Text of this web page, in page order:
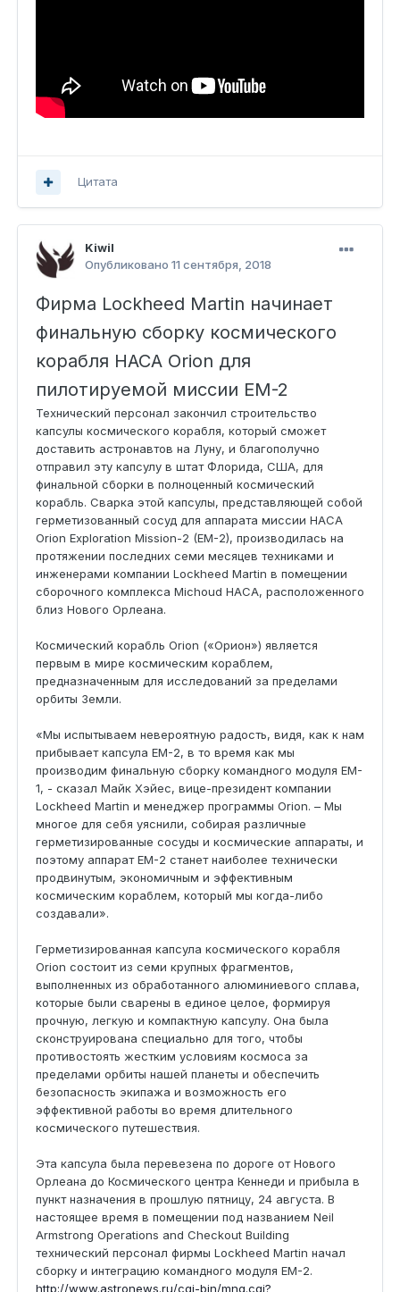
Цитата
Kiwil
Опубликовано 11 сентября, 2018
Фирма Lockheed Martin начинает
финальную сборку космического
корабля НАСА Orion для
пилотируемой миссии EM-2
Технический персонал закончил строительство
капсулы космического корабля, который сможет
доставить астронавтов на Луну, и благополучно
отправил эту капсулу в штат Флорида, США, для
финальной сборки в полноценный космический
корабль. Сварка этой капсулы, представляющей собой
герметизованный сосуд для аппарата миссии НАСА
Orion Exploration Mission-2 (EM-2), производилась на
протяжении последних семи месяцев техниками и
инженерами компании Lockheed Martin в помещении
сборочного комплекса Michoud НАСА, расположенного
близ Нового Орлеана.
Космический корабль Orion («Орион») является
первым в мире космическим кораблем,
предназначенным для исследований за пределами
орбиты Земли.
«Мы испытываем невероятную радость, видя, как к нам
прибывает капсула EM-2, в то время как мы
производим финальную сборку командного модуля EM-
1, - сказал Майк Хэйес, вице-президент компании
Lockheed Martin и менеджер программы Orion. – Мы
многое для себя уяснили, собирая различные
герметизированные сосуды и космические аппараты, и
поэтому аппарат EM-2 станет наиболее технически
продвинутым, экономичным и эффективным
космическим кораблем, который мы когда-либо
создавали».
Герметизированная капсула космического корабля
Orion состоит из семи крупных фрагментов,
выполненных из обработанного алюминиевого сплава,
которые были сварены в единое целое, формируя
прочную, легкую и компактную капсулу. Она была
сконструирована специально для того, чтобы
противостоять жестким условиям космоса за
пределами орбиты нашей планеты и обеспечить
безопасность экипажа и возможность его
эффективной работы во время длительного
космического путешествия.
Эта капсула была перевезена по дороге от Нового
Орлеана до Космического центра Кеннеди и прибыла в
пункт назначения в прошлую пятницу, 24 августа. В
настоящее время в помещении под названием Neil
Armstrong Operations and Checkout Building
технический персонал фирмы Lockheed Martin начал
сборку и интеграцию командного модуля EM-2.
http://www.astronews.ru/cgi-bin/mng.cgi?